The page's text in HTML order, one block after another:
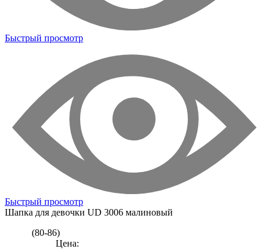
Быстрый просмотр
Быстрый просмотр
Шапка для девочки UD 3006 малиновый
(80-86)
Цена: